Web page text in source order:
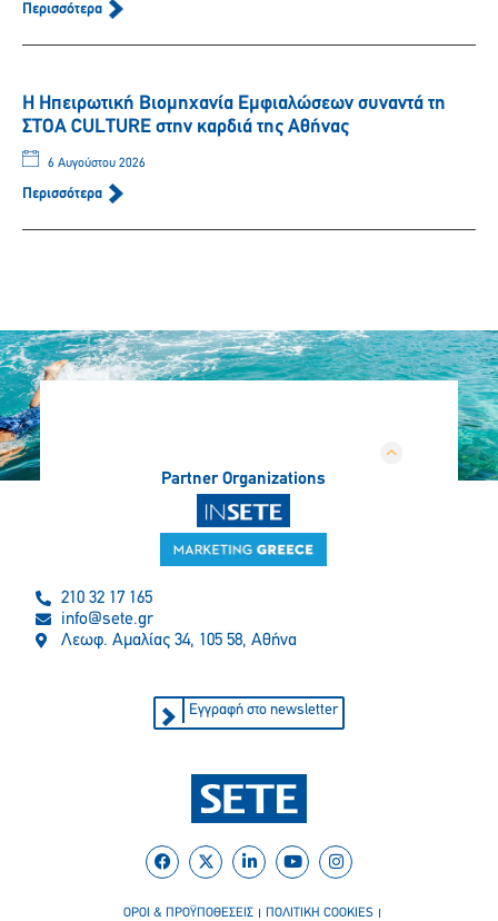
Περισσότερα
Η Ηπειρωτική Βιομηχανία Εμφιαλώσεων συναντά τη
ΣΤΟΑ CULTURE στην καρδιά της Αθήνας
6 Αυγούστου 2026
Περισσότερα
Partner Organizations
210 32 17 165
info@sete.gr
Λεωφ. Αμαλίας 34, 105 58, Αθήνα
Εγγραφή στο newsletter
ΟΡΟΙ & ΠΡΟΫΠΟΘΕΣΕΙΣ ΠΟΛΙΤΙΚΗ COOKIES